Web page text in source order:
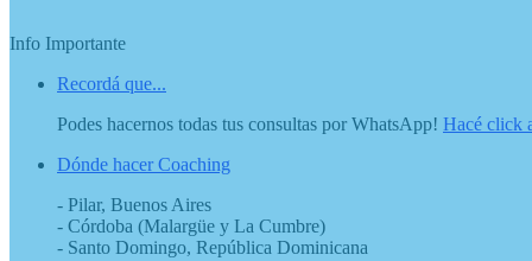
Info Importante
Recordá que...
Podes hacernos todas tus consultas por WhatsApp! Hacé click
Dónde hacer Coaching
- Pilar, Buenos Aires
- Córdoba (Malargüe y La Cumbre)
- Santo Domingo, República Dominicana